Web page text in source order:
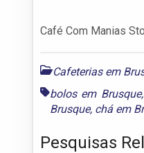
Café Com Manias
Cafeterias em
bolos em Brusque,
Brusque, chá em
Pesquisas